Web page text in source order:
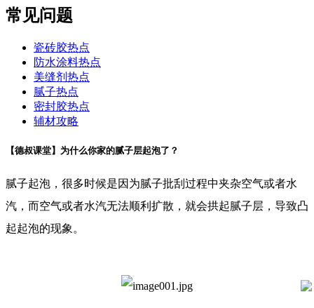
常见问题
瓷砖胶热点
防水涂料热点
美缝剂热点
腻子热点
密封胶热点
辅材攻略
【德叔课堂】为什么你家的腻子层起泡了？
腻子起泡，很多时候是因为腻子批刮过程中夹杂空气或者水
汽，而空气或者水汽无法顺利扩散，就会拱起腻子层，导致凸
起起泡的现象。